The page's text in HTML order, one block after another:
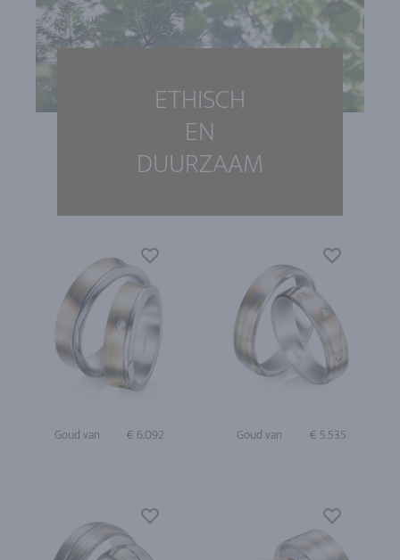
ETHISCH
EN
DUURZAAM
Goud van € 6.092 Goud van € 5.535